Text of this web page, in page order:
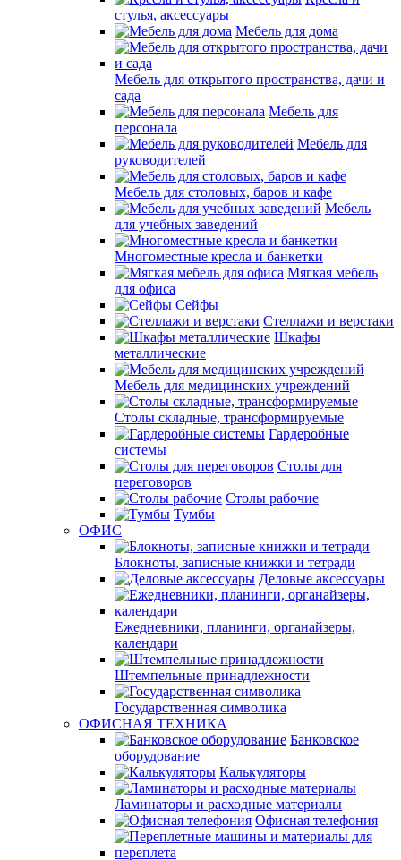
стулья, аксессуары
Мебель для дома
Мебель для открытого пространства, дачи и
сада
Мебель для
персонала
Мебель для
руководителей
Мебель для столовых, баров и кафе
Мебель
для учебных заведений
Многоместные кресла и банкетки
Мягкая мебель
для офиса
Сейфы
Стеллажи и верстаки
Шкафы
металлические
Мебель для медицинских учреждений
Столы складные, трансформируемые
Гардеробные
системы
Столы для
переговоров
Столы рабочие
Тумбы
ОФИС
Блокноты, записные книжки и тетради
Деловые аксессуары
Ежедневники, планинги, органайзеры,
календари
Штемпельные принадлежности
Государственная символика
ОФИСНАЯ ТЕХНИКА
Банковское
оборудование
Калькуляторы
Ламинаторы и расходные материалы
Офисная телефония